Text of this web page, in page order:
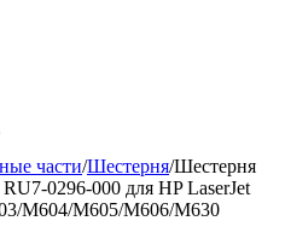
части/Шестерня/Шестерня
0296-000 для HP LaserJet
M604/M605/M606/M630